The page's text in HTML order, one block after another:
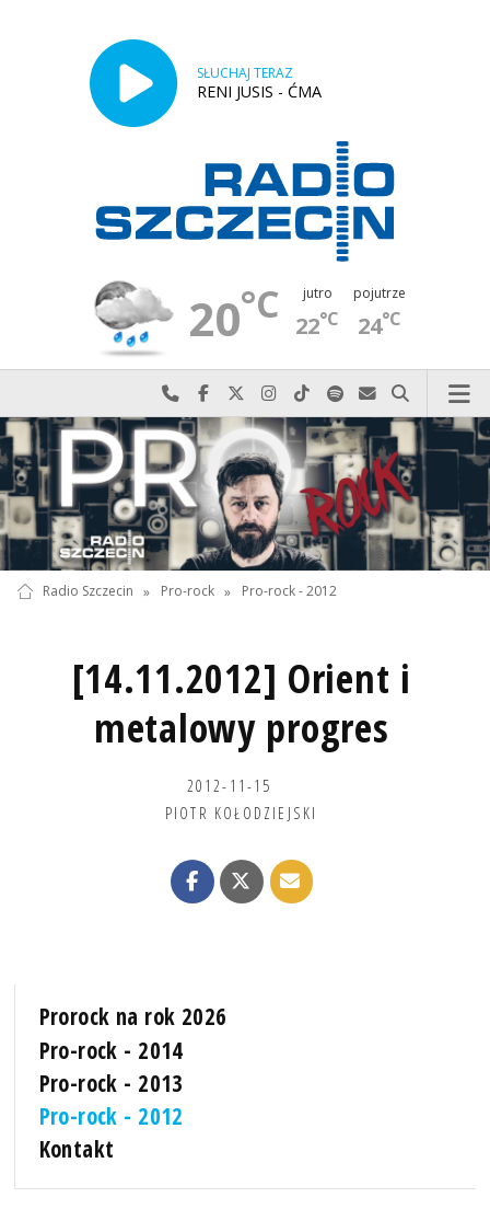
SŁUCHAJ TERAZ
RENI JUSIS - ĆMA
20°C jutro
22°C
pojutrze
24°C
Najlepiej po prostu do nas zadzwoń
Odwiedź nas na Facebook-u
Odwiedź nas na X
Odwiedź nas na Instagram-ie
Odwiedź nas na TikTok-u
Szukaj nas na Spotify
Wyślij do nas
Szukaj
Radio Szczecin » Pro-rock » Pro-rock - 2012
[14.11.2012] Orient i
metalowy progres
2012-11-15
PIOTR KOŁODZIEJSKI
Prorock na rok 2026
Pro-rock - 2014
Pro-rock - 2013
Pro-rock - 2012
Kontakt